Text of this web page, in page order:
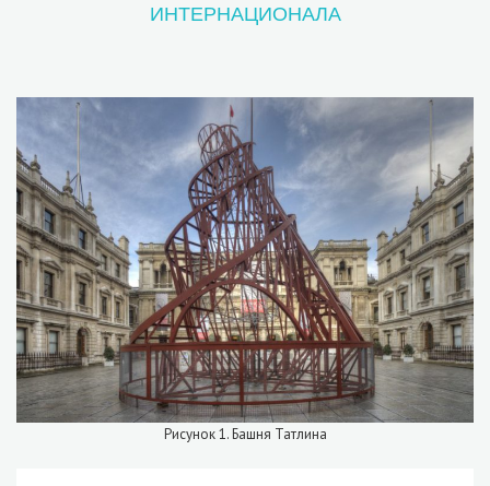
ИНТЕРНАЦИОНАЛА
Рисунок 1. Башня Татлина